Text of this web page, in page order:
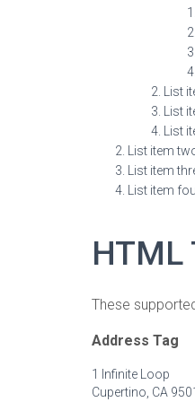
List
List
List
List item
List item
List item
HTML
These
Address Tag
1 Infinite Loop
Cupertino, CA